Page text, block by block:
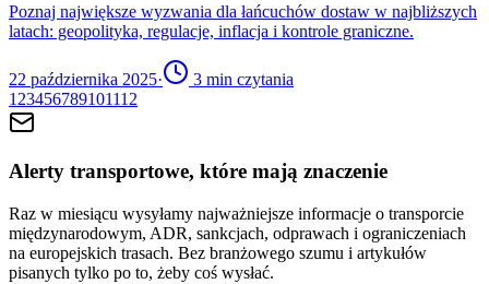
Poznaj największe wyzwania dla łańcuchów dostaw w najbliższych
latach: geopolityka, regulacje, inflacja i kontrole graniczne.
22 października 2025· 3 min czytania
1 23456789101112
Alerty transportowe, które mają znaczenie
Raz w miesiącu wysyłamy najważniejsze informacje o transporcie
międzynarodowym, ADR, sankcjach, odprawach i ograniczeniach
na europejskich trasach. Bez branżowego szumu i artykułów
pisanych tylko po to, żeby coś wysłać.